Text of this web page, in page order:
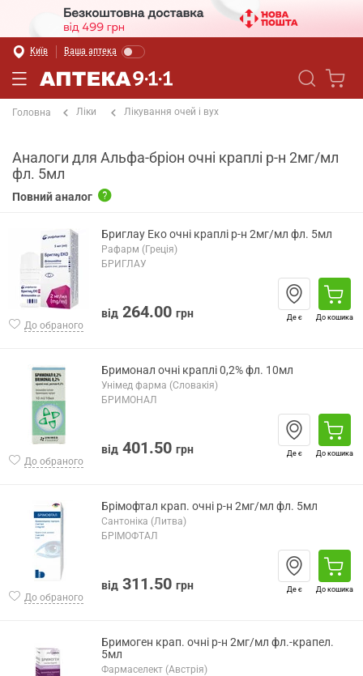
Київ Ваша аптека
Головна Ліки Лікування очей і вух
Аналоги для Альфа-бріон очні краплі р-н 2мг/мл
фл. 5мл
Повний аналог
До обраного
Бриглау Еко очні краплі р-н 2мг/мл фл. 5мл
Рафарм (Греція)
БРИГЛАУ
від 264.00 грн Де є До кошика
До обраного
Бримонал очні краплі 0,2% фл. 10мл
Унімед фарма (Словакія)
БРИМОНАЛ
від 401.50 грн Де є До кошика
До обраного
Брімофтал крап. очні р-н 2мг/мл фл. 5мл
Сантоніка (Литва)
БРІМОФТАЛ
від 311.50 грн Де є До кошика
Бримоген крап. очні р-н 2мг/мл фл.-крапел.
5мл
Фармаселект (Австрія)